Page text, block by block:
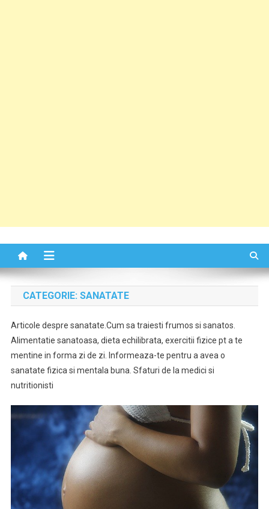
CATEGORIE: SANATATE
Articole despre sanatate.Cum sa traiesti frumos si sanatos.
Alimentatie sanatoasa, dieta echilibrata, exercitii fizice pt a te
mentine in forma zi de zi. Informeaza-te pentru a avea o
sanatate fizica si mentala buna. Sfaturi de la medici si
nutritionisti